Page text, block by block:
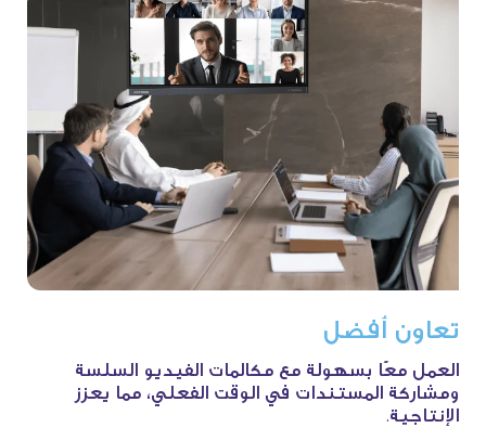
تعاون أفضل
العمل معًا بسهولة مع مكالمات الفيديو السلسة
ومشاركة المستندات في الوقت الفعلي، مما يعزز
الإنتاجية.